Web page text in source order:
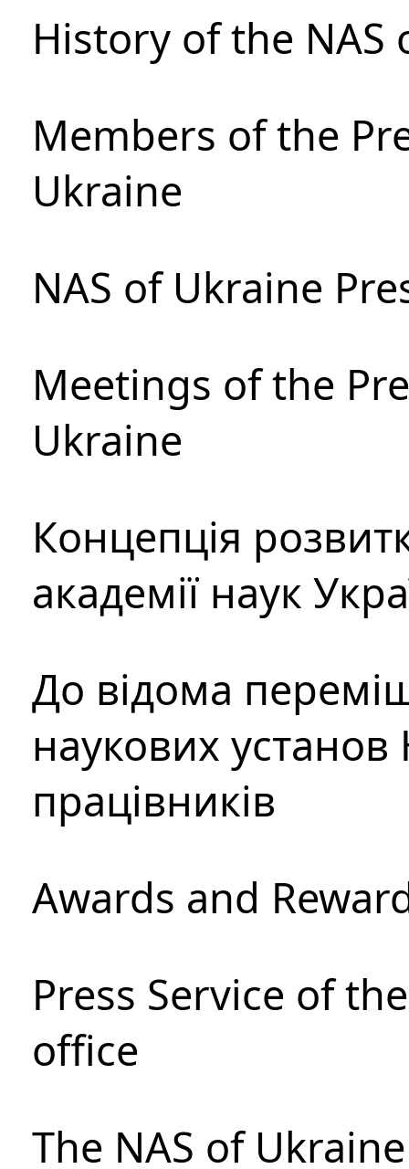
History of the NAS
Members of the
Ukraine
NAS of Ukraine
Meetings of the
Ukraine
Концепція
академії наук
До відома
наукових установ
працівників
Awards and
Press Service of
office
The NAS of